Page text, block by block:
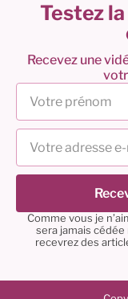
Testez
Recevez une
Comme vous je
sera jamais
recevrez des